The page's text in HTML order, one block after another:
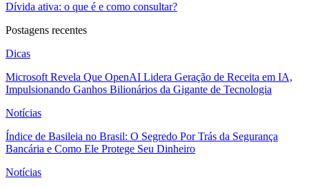
Dívida ativa: o que é e como consultar?
Postagens recentes
Dicas
Microsoft Revela Que OpenAI Lidera Geração de Receita em IA,
Impulsionando Ganhos Bilionários da Gigante de Tecnologia
Notícias
Índice de Basileia no Brasil: O Segredo Por Trás da Segurança
Bancária e Como Ele Protege Seu Dinheiro
Notícias